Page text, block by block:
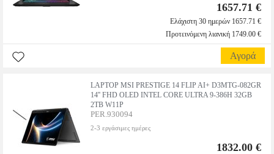
1657.71 €
Ελάχιστη 30 ημερών 1657.71 €
Προτεινόμενη λιανική 1749.00 €
Αγορά
LAPTOP MSI PRESTIGE 14 FLIP AI+ D3MTG-082GR
14'' FHD OLED INTEL CORE ULTRA 9-386H 32GB
2TB W11P
PER.930094
2-3 εργάσιμες ημέρες
1832.00 €